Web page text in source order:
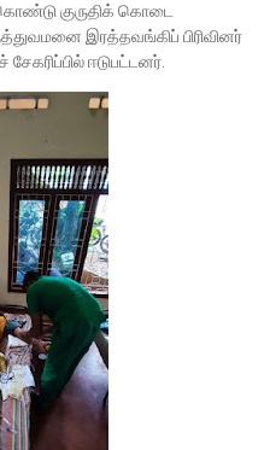
குருதிக் கொடை
இரத்தவங்கிப் பிரிவினர்
சேகரிப்பில் ஈடுபட்டனர்.